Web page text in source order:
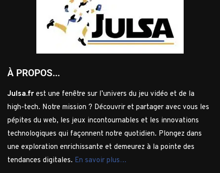
À PROPOS...
Julsa.fr est une fenêtre sur l’univers du jeu vidéo et de la
high-tech. Notre mission ? Découvrir et partager avec vous les
pépites du web, les jeux incontournables et les innovations
technologiques qui façonnent notre quotidien. Plongez dans
une exploration enrichissante et demeurez à la pointe des
tendances digitales. En savoir plus…